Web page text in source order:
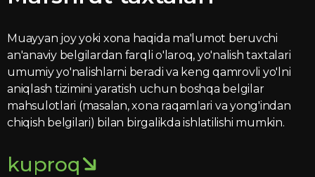
Muayyan joy yoki xona haqida ma'lumot beruvchi
an'anaviy belgilardan farqli o'laroq, yo'nalish taxtalari
umumiy yo'nalishlarni beradi va keng qamrovli yo'lni
aniqlash tizimini yaratish uchun boshqa belgilar
mahsulotlari (masalan, xona raqamlari va yong'indan
chiqish belgilari) bilan birgalikda ishlatilishi mumkin.
kuproq